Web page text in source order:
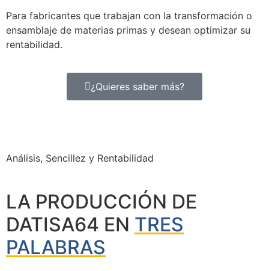
Para fabricantes que trabajan con la transformación o
ensamblaje de materias primas y desean optimizar su
rentabilidad.
¿Quieres saber más?
Análisis, Sencillez y Rentabilidad
LA PRODUCCIÓN DE
DATISA64 EN TRES
PALABRAS